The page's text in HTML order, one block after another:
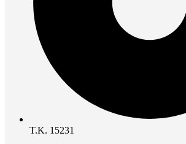
Τ.Κ. 15231